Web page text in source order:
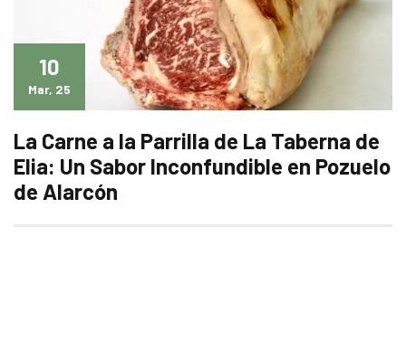
10
Mar, 25
La Carne a la Parrilla de La Taberna de
Elia: Un Sabor Inconfundible en Pozuelo
de Alarcón